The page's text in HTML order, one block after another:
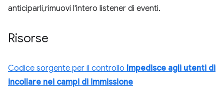
anticiparli,rimuovi l'intero listener di eventi.
Risorse
Codice sorgente per il controllo Impedisce agli utenti di
incollare nei campi di immissione